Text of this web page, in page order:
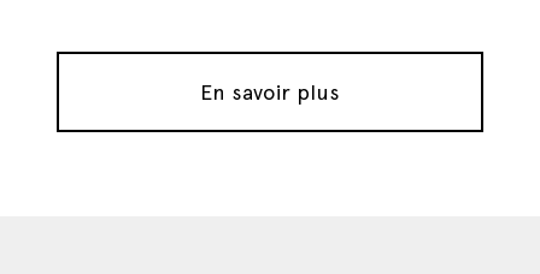
En savoir plus